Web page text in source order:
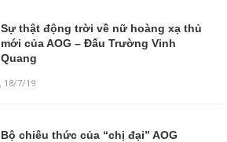
Sự thật động trời về nữ hoàng xạ thủ
mới của AOG – Đấu Trường Vinh
Quang
18/7/19
Bộ chiêu thức của “chị đại” AOG